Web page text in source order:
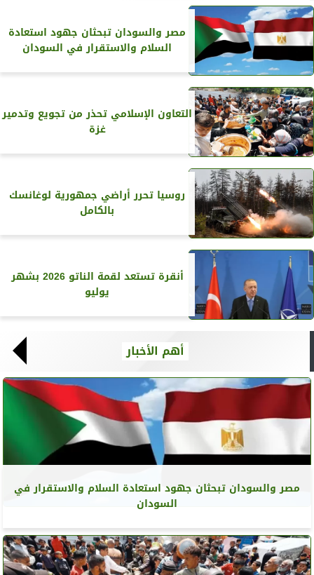
مصر والسودان تبحثان جهود استعادة
السلام والاستقرار في السودان
التعاون الإسلامي تحذر من تجويع وتدمير
غزة
روسيا تحرر أراضي جمهورية لوغانسك
بالكامل
أنقرة تستعد لقمة الناتو 2026 بشهر
يوليو
أهم الأخبار
مصر والسودان تبحثان جهود استعادة السلام والاستقرار في
السودان